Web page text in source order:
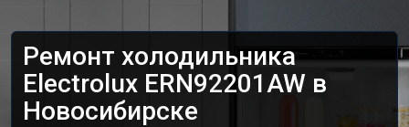
Ремонт холодильника
Electrolux ERN92201AW в
Новосибирске